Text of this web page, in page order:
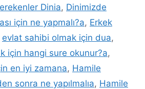
Dinia, Dinimizde
için ne yapmalı?a, Erkek
evlat sahibi olmak için dua,
için hangi sure okunur?a,
en iyi zamana, Hamile
sonra ne yapılmalıa, Hamile